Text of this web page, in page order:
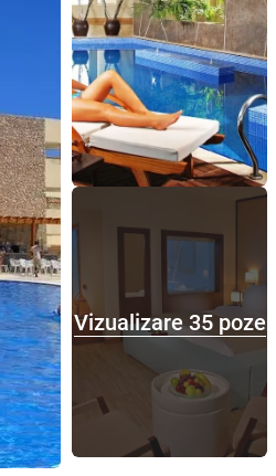
Vizualizare 35 poze